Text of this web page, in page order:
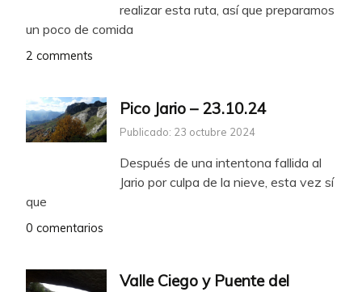
realizar esta ruta, así que preparamos
un poco de comida
2 comments
Pico Jario – 23.10.24
Publicado: 23 octubre 2024
Después de una intentona fallida al
Jario por culpa de la nieve, esta vez sí
que
0 comentarios
Valle Ciego y Puente del